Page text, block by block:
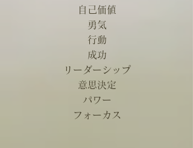
自己価値
勇気
行動
成功
リーダーシップ
意思決定
パワー
フォーカス